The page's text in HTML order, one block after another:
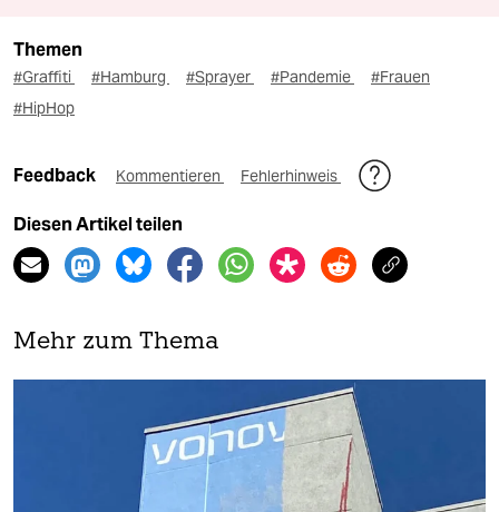
Themen
#Graffiti #Hamburg #Sprayer #Pandemie
#Frauen
#HipHop
Feedback Kommentieren Fehlerhinweis
Diesen Artikel teilen
Mehr zum Thema